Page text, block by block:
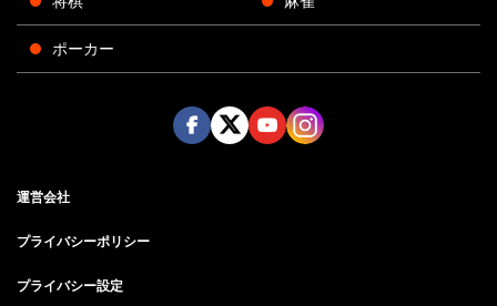
ポーカー
運営会社
プライバシーポリシー
プライバシー設定